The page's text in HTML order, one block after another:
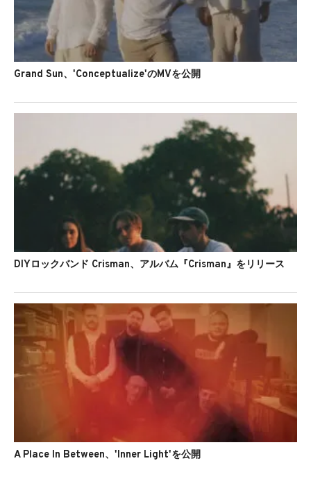
Grand Sun、'Conceptualize'のMVを公開
DIYロックバンド Crisman、アルバム『Crisman』をリリース
A Place In Between、'Inner Light'を公開